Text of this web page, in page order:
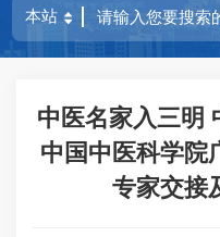
中医名家入三
中国中医科学院
专家交接